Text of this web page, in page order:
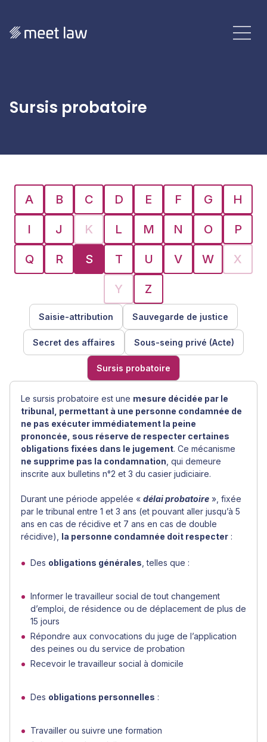
Sursis probatoire
A B C D E F G H
I J K L M N O P
Q R S T U V W X
Y Z
Saisie-attribution Sauvegarde de justice
Secret des affaires Sous-seing privé (Acte)
Sursis probatoire
Le sursis probatoire est une mesure décidée par le
tribunal, permettant à une personne condamnée de
ne pas exécuter immédiatement la peine
prononcée, sous réserve de respecter certaines
obligations fixées dans le jugement. Ce mécanisme
ne supprime pas la condamnation , qui demeure
inscrite aux bulletins n°2 et 3 du casier judiciaire.
Durant une période appelée « délai probatoire », fixée
par le tribunal entre 1 et 3 ans (et pouvant aller jusqu’à 5
ans en cas de récidive et 7 ans en cas de double
récidive), la personne condamnée doit respecter :
Des obligations générales , telles que :
Informer le travailleur social de tout changement
d’emploi, de résidence ou de déplacement de plus de
15 jours
Répondre aux convocations du juge de l’application
des peines ou du service de probation
Recevoir le travailleur social à domicile
Des obligations personnelles :
Travailler ou suivre une formation